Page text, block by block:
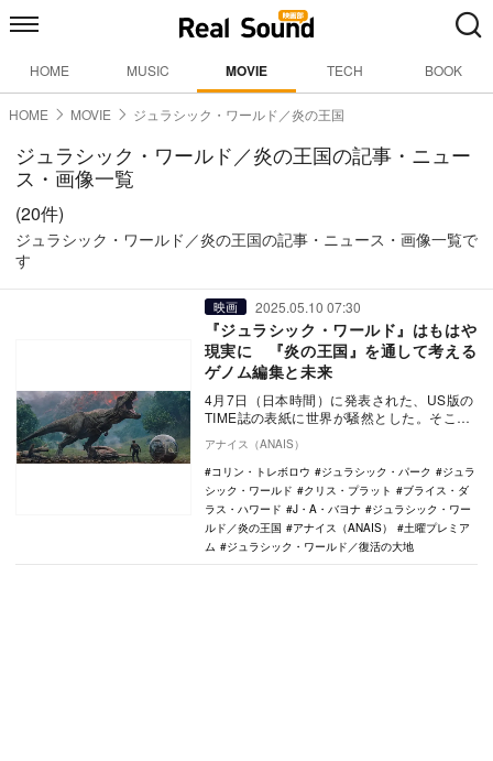
HOME MUSIC MOVIE TECH BOOK
HOME MOVIE ジュラシック・ワールド／炎の王国
ジュラシック・ワールド／炎の王国の記事・ニュー
ス・画像一覧
(20件)
ジュラシック・ワールド／炎の王国の記事・ニュース・画像一覧で
す
映画 2025.05.10 07:30
『ジュラシック・ワールド』はもはや
現実に 『炎の王国』を通して考える
ゲノム編集と未来
4月7日（日本時間）に発表された、US版の
TIME誌の表紙に世界が騒然とした。そこに
上に…
アナイス（ANAIS）
コリン・トレボロウ
ジュラシック・パーク
ジュラ
シック・ワールド
クリス・プラット
ブライス・ダ
ラス・ハワード
J・A・バヨナ
ジュラシック・ワー
ルド／炎の王国
アナイス（ANAIS）
土曜プレミア
ム
ジュラシック・ワールド／復活の大地